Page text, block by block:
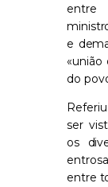
entre
e
do
ser
os
entre